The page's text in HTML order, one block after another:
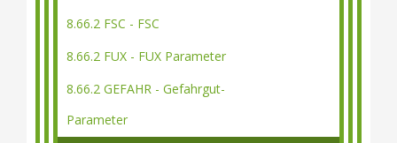
8.66.2 FSC - FSC
8.66.2 FUX - FUX Parameter
8.66.2 GEFAHR - Gefahrgut-
Parameter